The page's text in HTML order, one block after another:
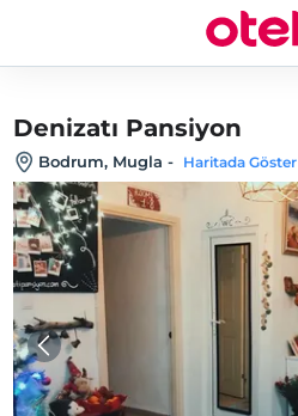
Denizatı Pansiyon
Bodrum, Mugla - Haritada Göster